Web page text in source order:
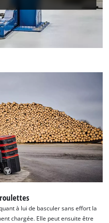
à lui de basculer sans effort la
chargée. Elle peut ensuite être